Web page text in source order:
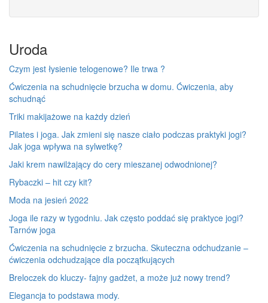
Uroda
Czym jest łysienie telogenowe? Ile trwa ?
Ćwiczenia na schudnięcie brzucha w domu. Ćwiczenia, aby
schudnąć
Triki makijażowe na każdy dzień
Pilates i joga. Jak zmieni się nasze ciało podczas praktyki jogi?
Jak joga wpływa na sylwetkę?
Jaki krem nawilżający do cery mieszanej odwodnionej?
Rybaczki – hit czy kit?
Moda na jesień 2022
Joga ile razy w tygodniu. Jak często poddać się praktyce jogi?
Tarnów joga
Ćwiczenia na schudnięcie z brzucha. Skuteczna odchudzanie –
ćwiczenia odchudzające dla początkujących
Breloczek do kluczy- fajny gadżet, a może już nowy trend?
Elegancja to podstawa mody.